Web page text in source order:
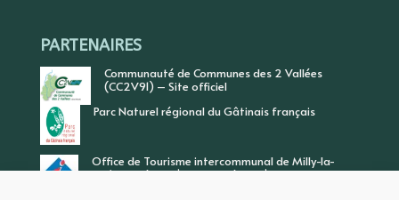
PARTENAIRES
Communauté de Communes des 2 Vallées
(CC2V91) – Site officiel
Parc Naturel régional du Gâtinais français
Office de Tourisme intercommunal de Milly-la-
Forêt, Vallée de l’Ecole, Vallée de l’Essonne